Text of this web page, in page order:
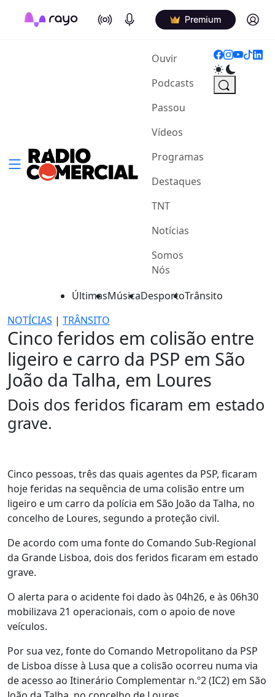
On Air Podcasts Premium Log in
Ouvir(current)
Podcasts
Passou
Vídeos
Programas
Destaques
TNT
Notícias
Somos
Nós
ÚltimasMúsicaDesportoTrânsito
NOTÍCIAS | TRÂNSITO
Cinco feridos em colisão entre
ligeiro e carro da PSP em São
João da Talha, em Loures
Dois dos feridos ficaram em estado
grave.
Cinco pessoas, três das quais agentes da PSP, ficaram
hoje feridas na sequência de uma colisão entre um
ligeiro e um carro da polícia em São João da Talha, no
concelho de Loures, segundo a proteção civil.
De acordo com uma fonte do Comando Sub-Regional
da Grande Lisboa, dois dos feridos ficaram em estado
grave.
O alerta para o acidente foi dado às 04h26, e às 06h30
mobilizava 21 operacionais, com o apoio de nove
veículos.
Por sua vez, fonte do Comando Metropolitano da PSP
de Lisboa disse à Lusa que a colisão ocorreu numa via
de acesso ao Itinerário Complementar n.º2 (IC2) em São